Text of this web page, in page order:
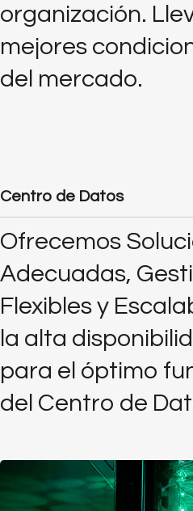
organización.
mejores
del mercado.
Centro de Datos
Ofrecemos
Adecuadas,
Flexibles y
la alta
para el óptimo
del Centro de